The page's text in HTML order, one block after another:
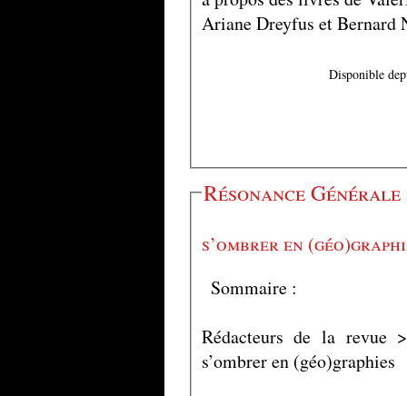
Ariane Dreyfus et Bernard
Disponible
Résonance Générale
s’ombrer en
Sommaire :
Rédacteurs de la revue
s’ombrer en (géo)graphies